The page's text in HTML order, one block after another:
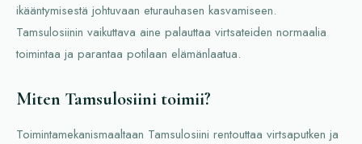
ikääntymisestä johtuvaan eturauhasen kasvamiseen.
Tamsulosiinin vaikuttava aine palauttaa virtsateiden normaalia
toimintaa ja parantaa potilaan elämänlaatua.
Miten Tamsulosiini toimii?
Toimintamekanismaaltaan Tamsulosiini rentouttaa virtsaputken ja